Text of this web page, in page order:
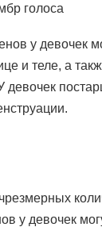
голоса
у девочек
и теле, а
девочек
у девочек